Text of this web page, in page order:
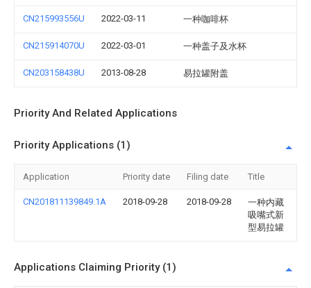
CN215993556U 2022-03-11 一种咖啡杯
CN215914070U 2022-03-01 一种盖子及水杯
CN203158438U 2013-08-28 易拉罐附盖
Priority And Related Applications
Priority Applications (1)
Application Priority date Filing date Title
CN201811139849.1A 2018-09-28 2018-09-28
一种内藏
吸嘴式新
型易拉罐
Applications Claiming Priority (1)